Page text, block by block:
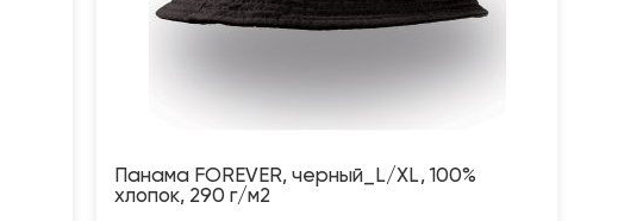
Панама FOREVER, черный_L/XL, 100%
хлопок, 290 г/м2